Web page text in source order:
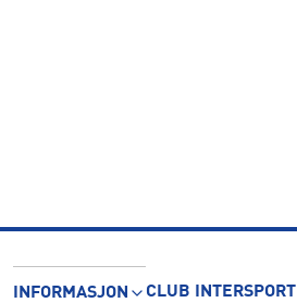
INFORMASJON CLUB INTERSPORT